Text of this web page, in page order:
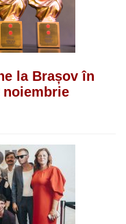
la Brașov în
noiembrie